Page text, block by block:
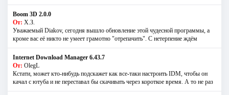
Boom 3D 2.0.0
От: Х.З.
Уважаемый Diakov, сегодня вышло обновление этой чудесной программы, а
кроме вас её никто не умеет грамотно "отрепачить". С нетерпение ждём
Internet Download Manager 6.43.7
От: OlegL
Кстати, может кто-нибудь подскажет как все-таки настроить IDM, чтобы он
качал с ютуба и не переставал бы скачивать через короткое время. А то не раз